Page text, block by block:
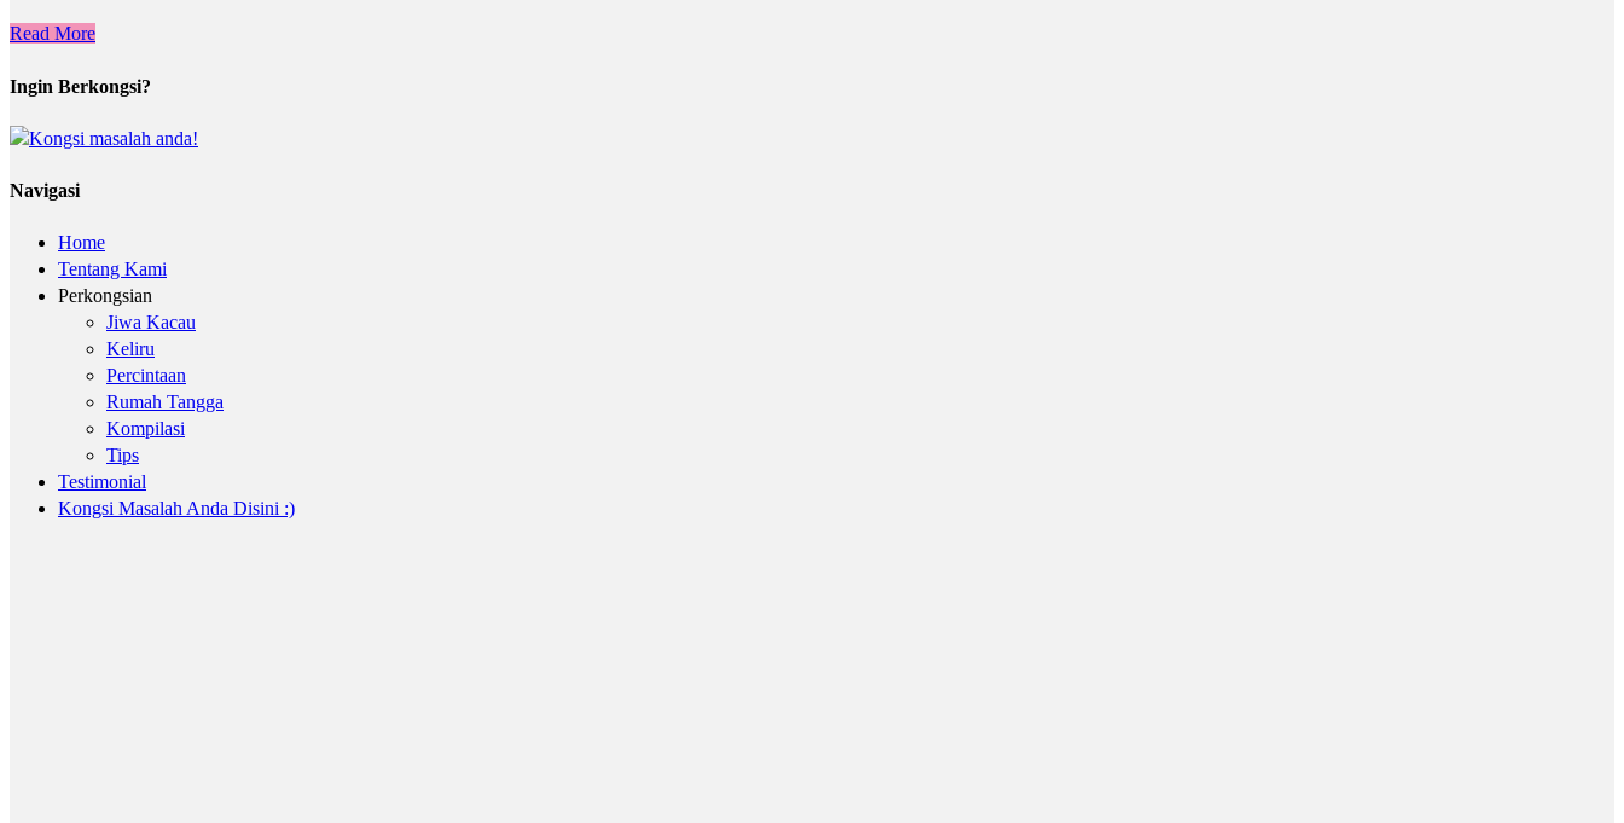
Read More
Ingin Berkongsi?
Navigasi
Home
Tentang Kami
Perkongsian
Jiwa Kacau
Keliru
Percintaan
Rumah Tangga
Kompilasi
Tips
Testimonial
Kongsi Masalah Anda Disini :)